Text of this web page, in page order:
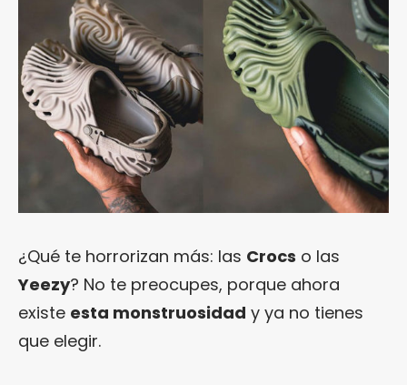
¿Qué te horrorizan más: las Crocs o las
Yeezy? No te preocupes, porque ahora
existe esta monstruosidad y ya no tienes
que elegir.